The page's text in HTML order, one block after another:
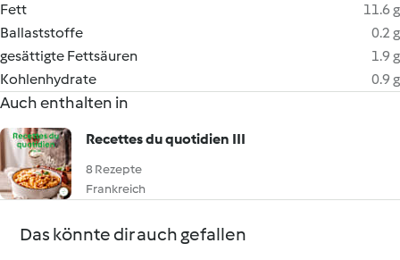
Fett
11.6 g
Ballaststoffe
0.2 g
gesättigte Fettsäuren
1.9 g
Kohlenhydrate
0.9 g
Auch enthalten in
Recettes du quotidien III
8 Rezepte
Frankreich
Das könnte dir auch gefallen